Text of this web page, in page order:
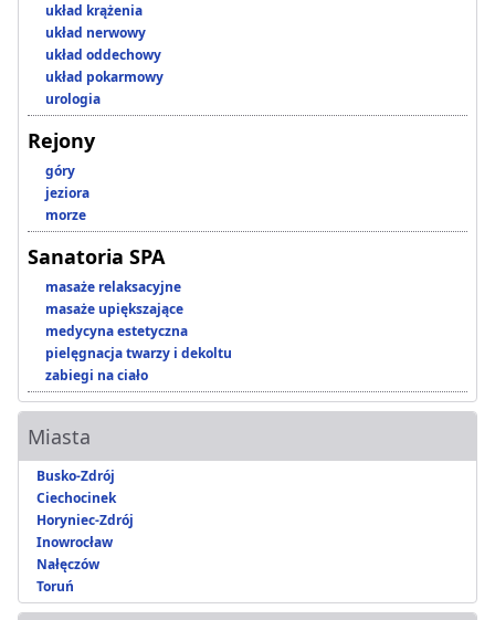
układ krążenia
układ nerwowy
układ oddechowy
układ pokarmowy
urologia
Rejony
góry
jeziora
morze
Sanatoria SPA
masaże relaksacyjne
masaże upiększające
medycyna estetyczna
pielęgnacja twarzy i dekoltu
zabiegi na ciało
Miasta
Busko-Zdrój
Ciechocinek
Horyniec-Zdrój
Inowrocław
Nałęczów
Toruń